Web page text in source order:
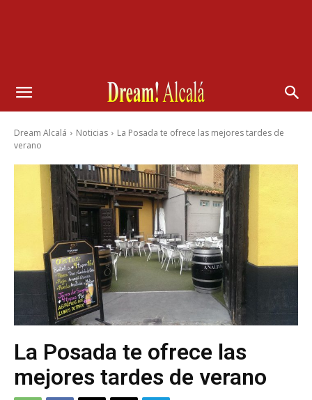
Dream Alcalá Noticias
La Posada te ofrece las mejores tardes de
verano
La Posada te ofrece las
mejores tardes de verano